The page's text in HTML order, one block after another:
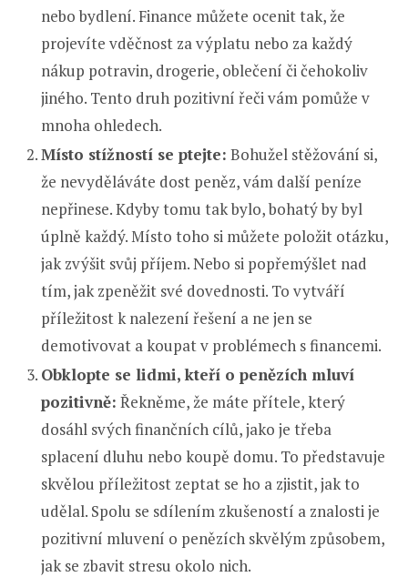
nebo bydlení. Finance můžete ocenit tak, že
projevíte vděčnost za výplatu nebo za každý
nákup potravin, drogerie, oblečení či čehokoliv
jiného. Tento druh pozitivní řeči vám pomůže v
mnoha ohledech.
Místo stížností se ptejte: Bohužel stěžování si,
že nevyděláváte dost peněz, vám další peníze
nepřinese. Kdyby tomu tak bylo, bohatý by byl
úplně každý. Místo toho si můžete položit otázku,
jak zvýšit svůj příjem. Nebo si popřemýšlet nad
tím, jak zpeněžit své dovednosti. To vytváří
příležitost k nalezení řešení a ne jen se
demotivovat a koupat v problémech s financemi.
Obklopte se lidmi, kteří o penězích mluví
pozitivně: Řekněme, že máte přítele, který
dosáhl svých finančních cílů, jako je třeba
splacení dluhu nebo koupě domu. To představuje
skvělou příležitost zeptat se ho a zjistit, jak to
udělal. Spolu se sdílením zkušeností a znalosti je
pozitivní mluvení o penězích skvělým způsobem,
jak se zbavit stresu okolo nich.